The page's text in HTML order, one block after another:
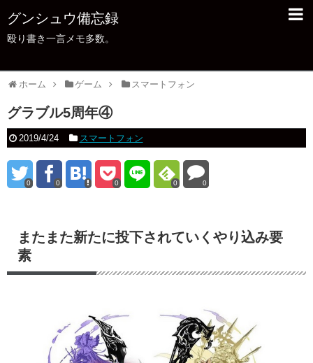
グンシュウ備忘録
殴り書き一言メモ多数。
ホーム ゲーム スマートフォン
グラブル5周年④
2019/4/24 スマートフォン
0 0 0 0 0
またまた新たに投下されていくやり込み要
素